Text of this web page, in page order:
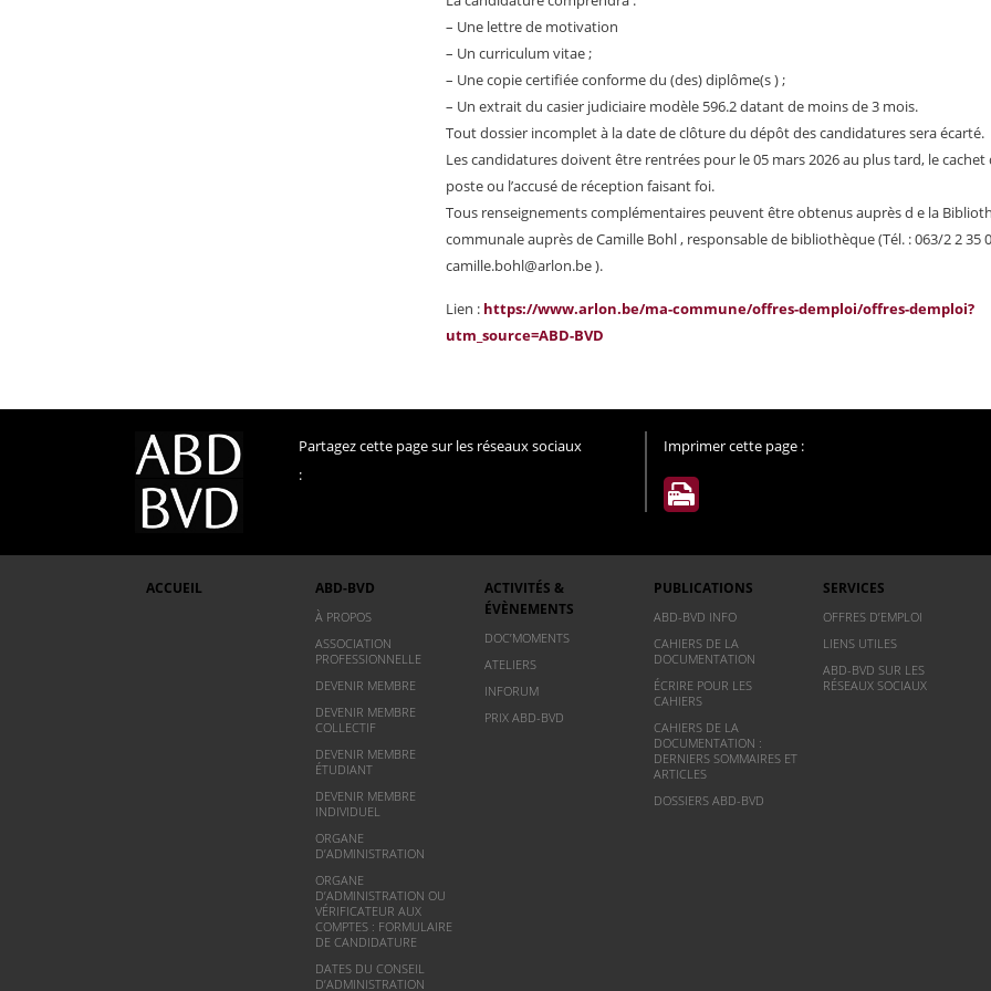
– Une lettre de motivation
– Un curriculum vitae ;
– Une copie certifiée conforme du (des) diplôme(s ) ;
– Un extrait du casier judiciaire modèle 596.2 datant de moins de 3 mois.
Tout dossier incomplet à la date de clôture du dépôt des candidatures sera écarté.
Les candidatures doivent être rentrées pour le 05 mars 2026 au plus tard, le cachet
poste ou l’accusé de réception faisant foi.
Tous renseignements complémentaires peuvent être obtenus auprès d e la
communale auprès de Camille Bohl , responsable de bibliothèque (Tél. : 063/2 2 35
camille.bohl@arlon.be ).
Lien : https://www.arlon.be/ma-commune/offres-demploi/offres-demploi?
utm_source=ABD-BVD
Partagez cette page sur les réseaux sociaux
:
Imprimer cette page :
ACCUEIL ABD-BVD
À PROPOS
ASSOCIATION
PROFESSIONNELLE
DEVENIR MEMBRE
DEVENIR MEMBRE
COLLECTIF
DEVENIR MEMBRE
ÉTUDIANT
DEVENIR MEMBRE
INDIVIDUEL
ORGANE
D’ADMINISTRATION
ORGANE
D’ADMINISTRATION OU
VÉRIFICATEUR AUX
COMPTES : FORMULAIRE
DE CANDIDATURE
DATES DU CONSEIL
D’ADMINISTRATION
ACTIVITÉS &
ÉVÈNEMENTS
DOC’MOMENTS
ATELIERS
INFORUM
PRIX ABD-BVD
PUBLICATIONS
ABD-BVD INFO
CAHIERS DE LA
DOCUMENTATION
ÉCRIRE POUR LES
CAHIERS
CAHIERS DE LA
DOCUMENTATION :
DERNIERS SOMMAIRES ET
ARTICLES
DOSSIERS ABD-BVD
SERVICES
OFFRES D’EMPLOI
LIENS UTILES
ABD-BVD SUR LES
RÉSEAUX SOCIAUX